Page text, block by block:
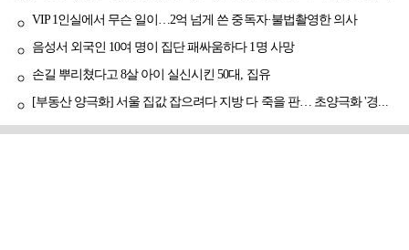
VIP 1인실에서 무슨 일이…2억 넘게 쓴 중독자·불법촬영한 의사
음성서 외국인 10여 명이 집단 패싸움하다 1명 사망
손길 뿌리쳤다고 8살 아이 실신시킨 50대, 집유